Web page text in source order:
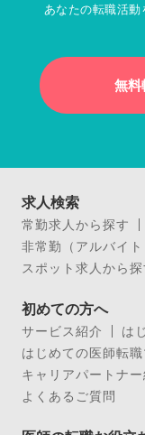
あなたの転職活
無料
求人検索
常勤求人から探す
非常勤（アルバイ
スポット求人から探
初めての方へ
サービス紹介
は
はじめての医師転
キャリアパートナー
よくあるご質問